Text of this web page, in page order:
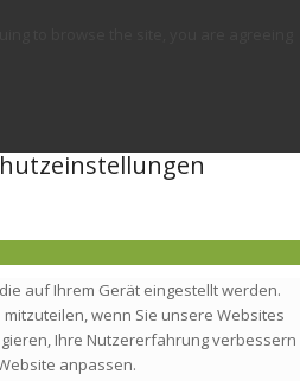
auf Ihrem Gerät eingestellt werden.
wenn Sie unsere Websites
Ihre Nutzererfahrung verbessern
anpassen.